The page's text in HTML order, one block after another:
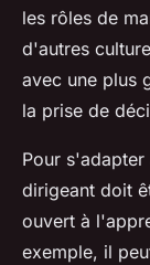
les rôles de
d'autres
avec une plus
la prise de
Pour
dirigeant doit
ouvert à
exemple, il